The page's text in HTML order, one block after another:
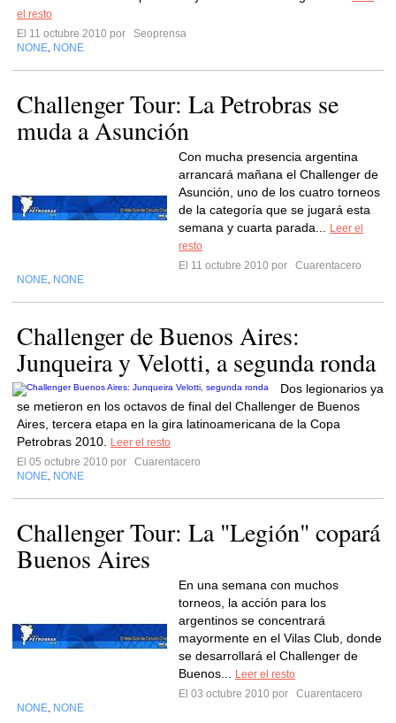
el resto
El 11 octubre 2010 por
Seoprensa
NONE NONE
Challenger Tour: La Petrobras se
muda a Asunción
Con mucha presencia argentina
arrancará mañana el Challenger de
Asunción, uno de los cuatro torneos
de la categoría que se jugará esta
semana y cuarta parada...
Leer el
resto
El 11 octubre 2010 por
Cuarentacero
NONE NONE
Challenger de Buenos Aires:
Junqueira y Velotti, a segunda ronda
Dos legionarios ya
se metieron en los octavos de final del Challenger de Buenos
Aires, tercera etapa en la gira latinoamericana de la Copa
Petrobras 2010.
Leer el resto
El 05 octubre 2010 por
Cuarentacero
NONE NONE
Challenger Tour: La "Legión" copará
Buenos Aires
En una semana con muchos
torneos, la acción para los
argentinos se concentrará
mayormente en el Vilas Club, donde
se desarrollará el Challenger de
Buenos...
Leer el resto
El 03 octubre 2010 por
Cuarentacero
NONE NONE